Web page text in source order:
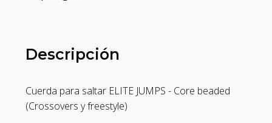
Descripción
Cuerda para saltar ELITE JUMPS - Core beaded
(Crossovers y freestyle)